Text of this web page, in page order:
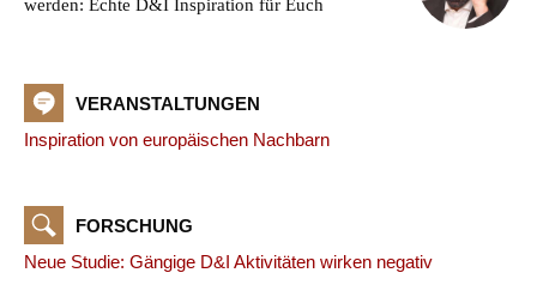
werden: Echte D&I Inspiration für Euch
VERANSTALTUNGEN
Inspiration von europäischen Nachbarn
FORSCHUNG
Neue Studie: Gängige D&I Aktivitäten wirken negativ